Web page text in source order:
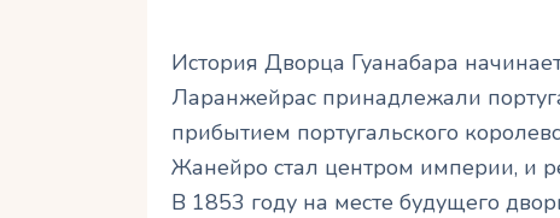
История Дворца Гуанабара
Ларанжейрас принадлежали
прибытием португальского
Жанейро стал центром империи, и
В 1853 году на месте будущего